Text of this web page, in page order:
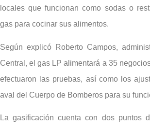
locales que funcionan como sodas o
gas para cocinar sus alimentos.
Según explicó Roberto Campos,
Central, el gas LP alimentará a 35
efectuaron las pruebas, así como los
aval del Cuerpo de Bomberos para su
La gasificación cuenta con dos puntos